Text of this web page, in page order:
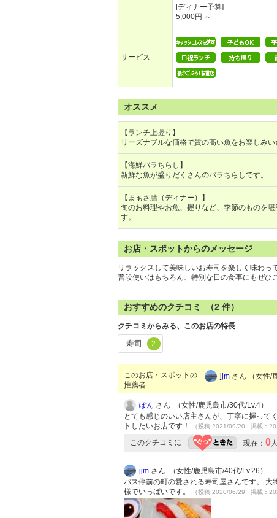
[ディナー予算]
5,000円 ～
サービス
オススメ
【ランチ上握り】
リーズナブルな価格で質の高い魚をお楽しみい
【海鮮バラちらし】
新鮮な魚が盛りだくさんのバラちらしです。
【まぁさ膳（ディナー）】
旬のお料理やお魚、握りなど、季節のものを
す。
お店・スポットからのメッセージ
リラックスして美味しいお寿司を楽しく味わっ
普段使いはもちろん、特別な日の食事にもぜひ
おすすめのクチコミ （2 件）
クチコミからみる、このお店の特長
寿司 2
このお店・スポットの
推薦者
jjm さん （女性/
ぽん さん （女性/鹿児島市/30代/Lv.4）
とても感じのいい店主さんが、丁寧に握って
トしたいお店です！
（投稿:2021/09/20 掲載：
このクチコミに 現在： 0 人
jjm さん （女性/鹿児島市/40代/Lv.26）
バス停前の町の愛される寿司屋さんです。
様でいっぱいです。
（投稿:2020/06/29 掲載：